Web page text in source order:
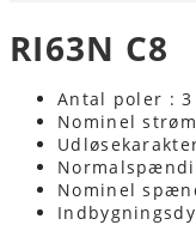
RI63N C8
Antal poler : 3
Nominel
Nominel